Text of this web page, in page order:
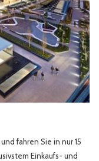
fahren Sie in nur 15
Einkaufs- und